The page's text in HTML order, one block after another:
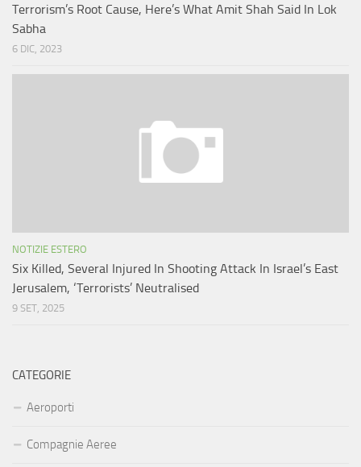
Terrorism’s Root Cause, Here’s What Amit Shah Said In Lok
Sabha
6 DIC, 2023
NOTIZIE ESTERO
Six Killed, Several Injured In Shooting Attack In Israel’s East
Jerusalem, ‘Terrorists’ Neutralised
9 SET, 2025
CATEGORIE
Aeroporti
Compagnie Aeree